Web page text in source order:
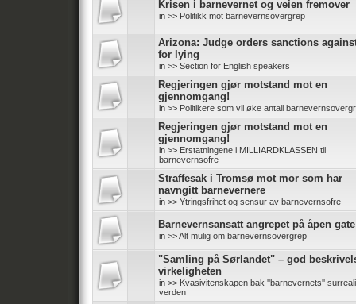
Krisen i barnevernet og veien fremover
in >> Politikk mot barnevernsovergrep
Arizona: Judge orders sanctions
for lying
in >> Section for English speakers
Regjeringen gjør motstand mot en
gjennomgang!
in >> Politikere som vil øke antall
Regjeringen gjør motstand mot en
gjennomgang!
in >> Erstatningene i MILLIARDKLASSEN til
barnevernsofre
Straffesak i Tromsø mot mor som har
navngitt barnevernere
in >> Ytringsfrihet og sensur av barnevernsofre
Barnevernsansatt angrepet på åpen gate
in >> Alt mulig om barnevernsovergrep
"Samling på Sørlandet" – god
virkeligheten
in >> Kvasivitenskapen bak ''barnevernets''
verden